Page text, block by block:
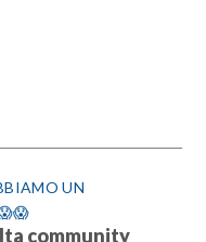
UN
community